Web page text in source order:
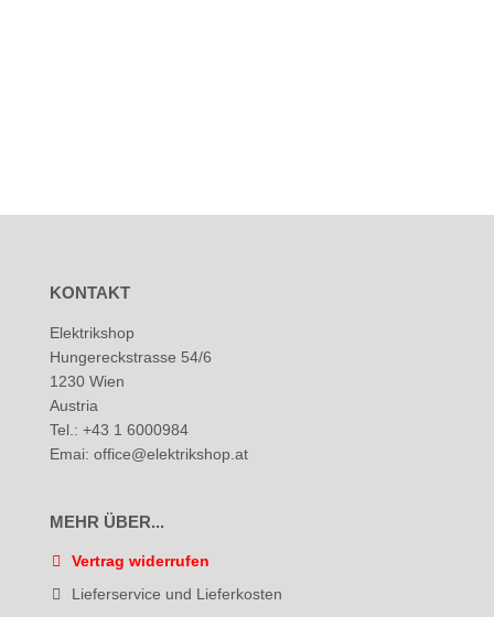
KONTAKT
Elektrikshop
Hungereckstrasse 54/6
1230 Wien
Austria
Tel.: +43 1 6000984
Emai: office@elektrikshop.at
MEHR ÜBER...
Vertrag widerrufen
Lieferservice und Lieferkosten